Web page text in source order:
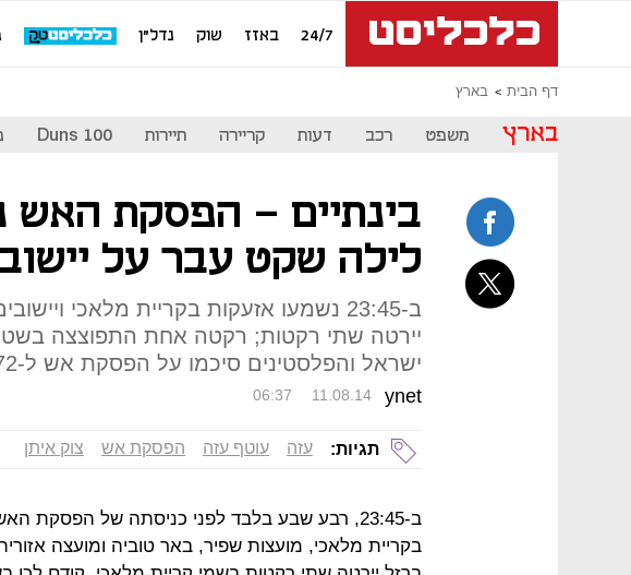
24/7 באזז שוק נדל"ן
דף הבית בארץ
בארץ משפט רכב דעות קריירה תיירות Duns 100
בינתיים - הפסקת האש
לילה שקט עבר על
ב-23:45 נשמעו אזעקות בקריית מלאכי
יירטה שתי רקטות; רקטה אחת התפוצצה
ישראל והפלסטינים סיכמו על הפסקת אש ל-72 שעות
ynet
06:37 11.08.14
תגיות: עזה עוטף עזה הפסקת אש צוק איתן
ב-23:45, רבע שבע בלבד לפני כניסתה של הפסקת
בקריית מלאכי, מועצות שפיר, באר טוביה ומועצה